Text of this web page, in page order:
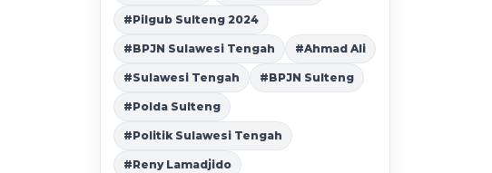
#Pilgub Sulteng 2024
#BPJN Sulawesi Tengah #Ahmad Ali
#Sulawesi Tengah #BPJN Sulteng
#Polda Sulteng
#Politik Sulawesi Tengah
#Reny Lamadjido